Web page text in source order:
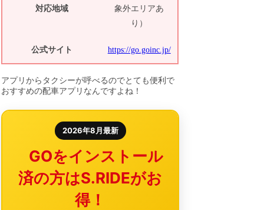
対応地域
象外エリアあ
り）
公式サイト https://go.goinc.jp/
アプリからタクシーが呼べるのでとても便利で
おすすめの配車アプリなんですよね！
2026年8月最新
GOをインストール
済の方はS.RIDEがお
得！